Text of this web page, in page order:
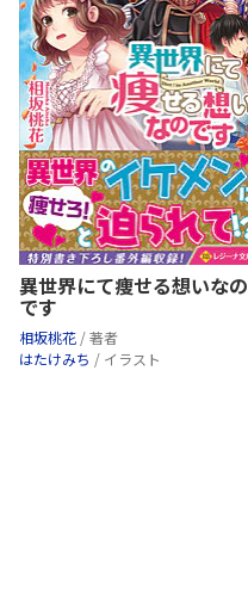
異世界にて痩せる想いなの
です
相坂桃花 / 著者
はたけみち / イラスト